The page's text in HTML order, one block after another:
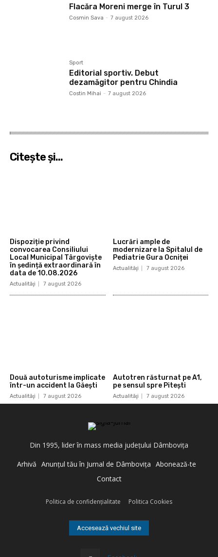
Flacăra Moreni merge în Turul 3
Cosmin Sava - 7 august 2026
Sport
Editorial sportiv. Debut
dezamăgitor pentru Chindia
Costin Mihai - 7 august 2026
Citeşte şi...
Dispoziție privind
convocarea Consiliului
Local Municipal Târgoviște
în ședință extraordinară în
data de 10.08.2026
Actualităţi 7 august 2026
Lucrări ample de
modernizare la Spitalul de
Pediatrie Gura Ocniței
Actualităţi 7 august 2026
Două autoturisme implicate
într-un accident la Găești
Actualităţi 7 august 2026
Autotren răsturnat pe A1,
pe sensul spre Pitești
Actualităţi 7 august 2026
Din 1995, lider în mass media judeţului Dâmboviţa
Arhivă Anunţul tău în Jurnal de Dâmboviţa Abonează-te
Contact
Politica de confidenţialitate Politica Cookies
Accesează vechiul site